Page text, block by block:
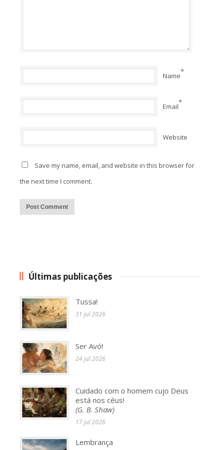
Name*
Email*
Website
Save my name, email, and website in this browser for
the next time I comment.
Últimas publicações
Tussa!
31 jul 2026
Ser Avó!
24 jul 2026
Cuidado com o homem cujo Deus
está nos céus!
(G. B. Shaw)
17 jul 2026
Lembrança